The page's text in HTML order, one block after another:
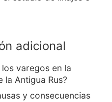
adicional
varegos en la
Antigua Rus?
y consecuencias